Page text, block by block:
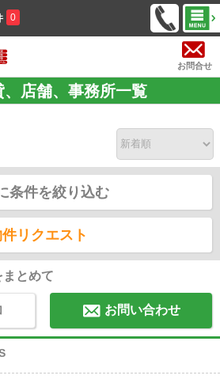
0
お問合せ
店舗、事務所一覧
条件を絞り込む
リクエスト
とめて
お問い合わせ